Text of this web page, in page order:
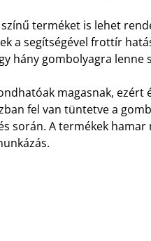
terméket is lehet
a segítségével frottír
hány gombolyagra lenne
magasnak,
fel van tüntetve a
során. A termékek